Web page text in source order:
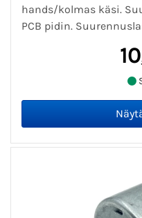
hands/kolmas käsi.
PCB pidin.